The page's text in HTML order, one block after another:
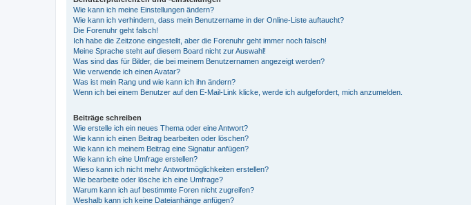
Wie kann ich meine Einstellungen ändern?
Wie kann ich verhindern, dass mein Benutzername in der Online-Liste auftaucht?
Die Forenuhr geht falsch!
Ich habe die Zeitzone eingestellt, aber die Forenuhr geht immer noch falsch!
Meine Sprache steht auf diesem Board nicht zur Auswahl!
Was sind das für Bilder, die bei meinem Benutzernamen angezeigt werden?
Wie verwende ich einen Avatar?
Was ist mein Rang und wie kann ich ihn ändern?
Wenn ich bei einem Benutzer auf den E-Mail-Link klicke, werde ich aufgefordert, mich anzumelden.
Beiträge schreiben
Wie erstelle ich ein neues Thema oder eine Antwort?
Wie kann ich einen Beitrag bearbeiten oder löschen?
Wie kann ich meinem Beitrag eine Signatur anfügen?
Wie kann ich eine Umfrage erstellen?
Wieso kann ich nicht mehr Antwortmöglichkeiten erstellen?
Wie bearbeite oder lösche ich eine Umfrage?
Warum kann ich auf bestimmte Foren nicht zugreifen?
Weshalb kann ich keine Dateianhänge anfügen?